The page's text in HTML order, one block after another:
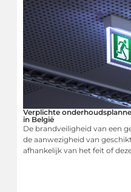
Verplichte
in België
De brandveiligheid van een
de aanwezigheid van
afhankelijk van het feit of